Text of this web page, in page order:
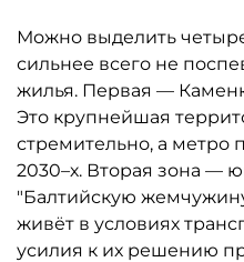
Можно выделить
сильнее всего не
жилья. Первая —
Это крупнейшая
стремительно, а метро
2030–х. Вторая зона —
"Балтийскую
живёт в условиях
усилия к их решению